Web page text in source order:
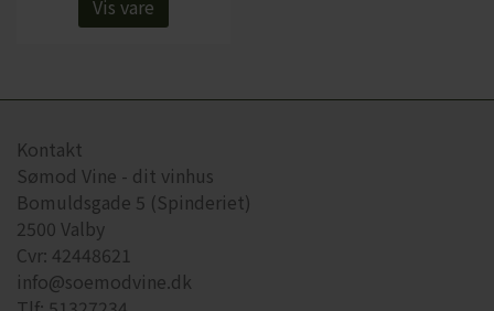
Vis vare
Kontakt
Sømod Vine - dit vinhus
Bomuldsgade 5 (Spinderiet)
2500 Valby
Cvr: 42448621
info@soemodvine.dk